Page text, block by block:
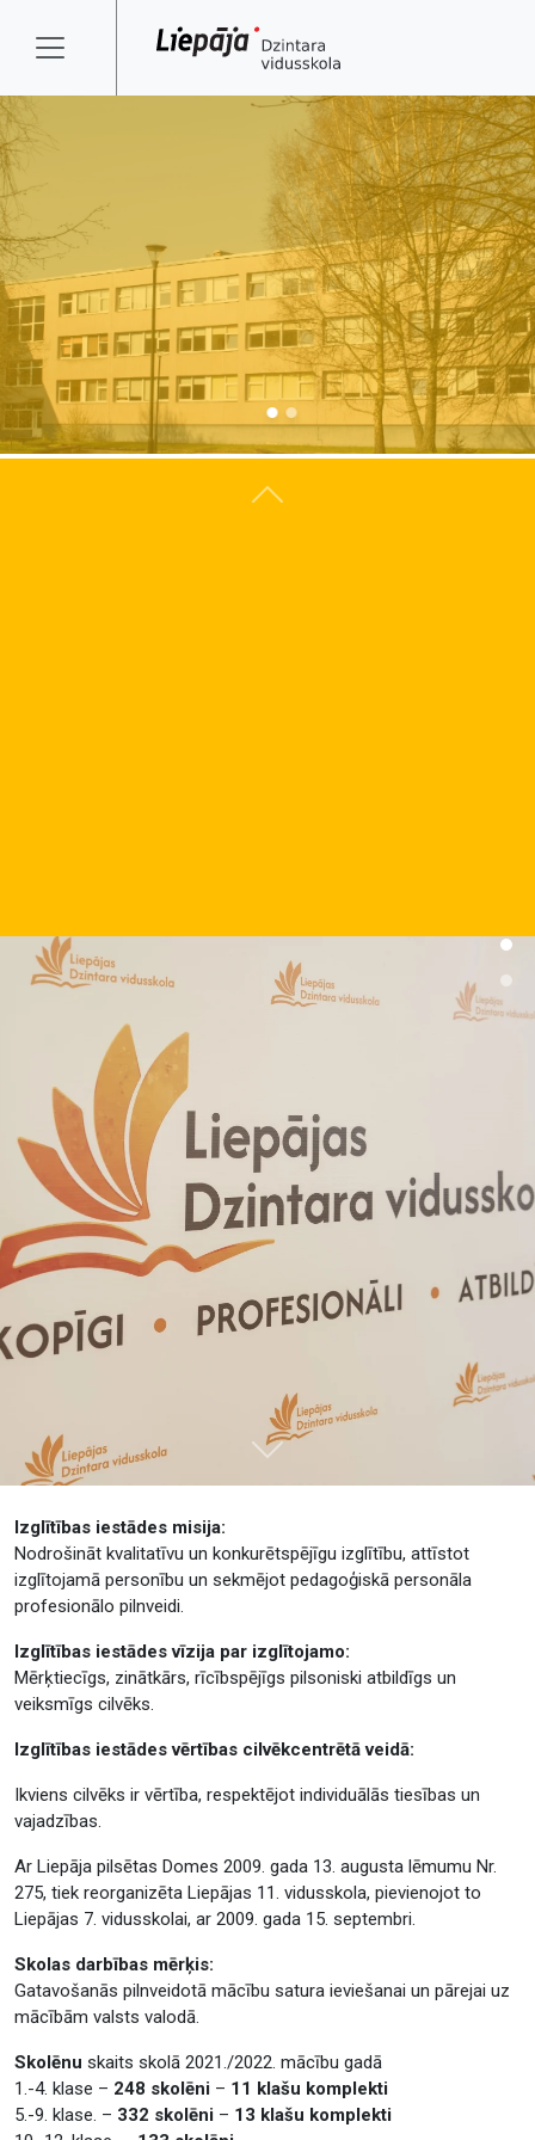
Atpakaļ
Tālāk
Izglītības iestādes misija:
Nodrošināt kvalitatīvu un konkurētspējīgu izglītību, attīstot
izglītojamā personību un sekmējot pedagoģiskā personāla
profesionālo pilnveidi.
Izglītības iestādes vīzija par izglītojamo:
Mērķtiecīgs, zinātkārs, rīcībspējīgs pilsoniski atbildīgs un
veiksmīgs cilvēks.
Izglītības iestādes vērtības cilvēkcentrētā veidā:
Ikviens cilvēks ir vērtība, respektējot individuālās tiesības un
vajadzības.
Ar Liepāja pilsētas Domes 2009. gada 13. augusta lēmumu Nr.
275, tiek reorganizēta Liepājas 11. vidusskola, pievienojot to
Liepājas 7. vidusskolai, ar 2009. gada 15. septembri.
Skolas darbības mērķis:
Gatavošanās pilnveidotā mācību satura ieviešanai un pārejai uz
mācībām valsts valodā.
Skolēnu skaits skolā 2021./2022. mācību gadā
1.-4. klase – 248 skolēni – 11 klašu komplekti
5.-9. klase. – 332 skolēni – 13 klašu komplekti